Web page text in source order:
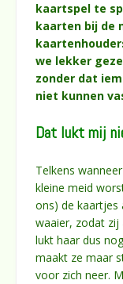
kaartspel te
kaarten bij de
we lekker
zonder dat
niet kunnen
Dat lukt mij
Telkens
kleine meid
ons) de kaartjes
waaier, zodat zij
lukt haar dus
maakt ze maar
voor zich neer.